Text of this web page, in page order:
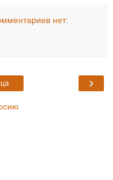
нет:
›